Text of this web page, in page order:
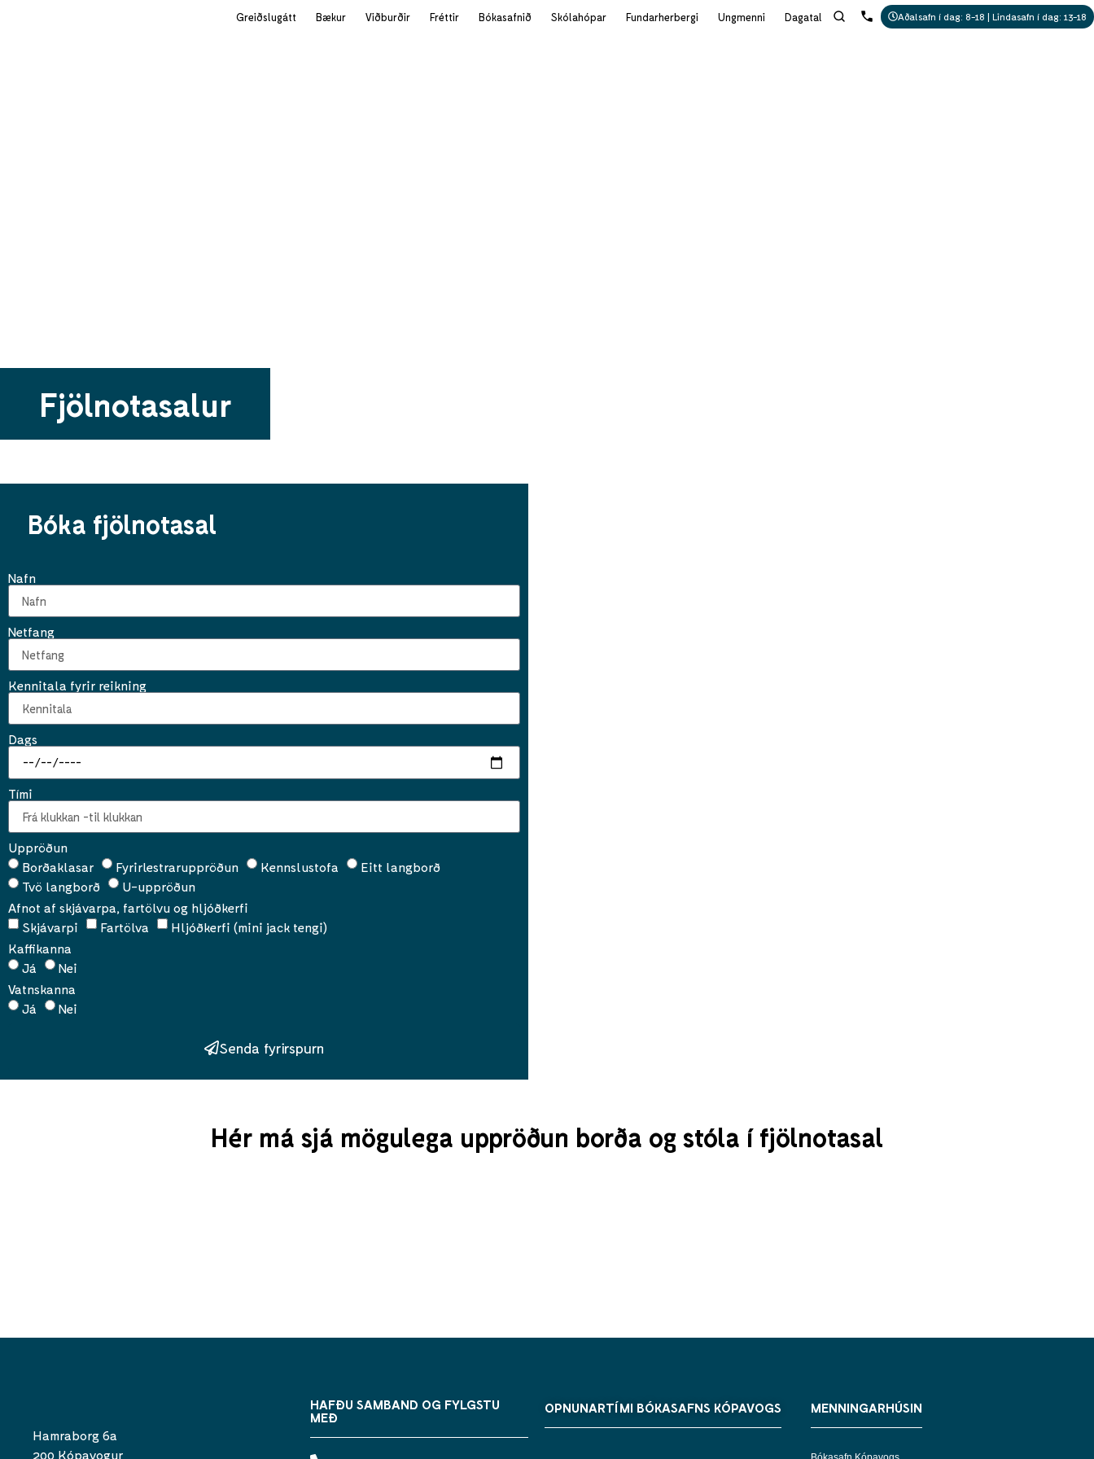
Greiðslugátt Bækur Viðburðir Fréttir Bókasafnið Skólahópar Fundarherbergi Ungmenni Dagatal Aðalsafn í dag: 8-18 | Lindasafn í dag: 13-18
Fjölnotasalur
Bóka fjölnotasal
Nafn
Netfang
Kennitala fyrir reikning
Dags
Tími
Uppröðun
Borðaklasar
Fyrirlestraruppröðun Kennslustofa
Eitt langborð
Tvö langborð
U-uppröðun
Afnot af skjávarpa, fartölvu og hljóðkerfi
Skjávarpi
Fartölva
Hljóðkerfi (mini jack tengi)
Kaffikanna
Já
Nei
Vatnskanna
Já
Nei
Senda fyrirspurn
Hér má sjá mögulega uppröðun borða og stóla í fjölnotasal
Hamraborg 6a
200 Kópavogur
HAFÐU SAMBAND OG FYLGSTU
MEÐ
OPNUNARTÍMI BÓKASAFNS KÓPAVOGS MENNINGARHÚSIN